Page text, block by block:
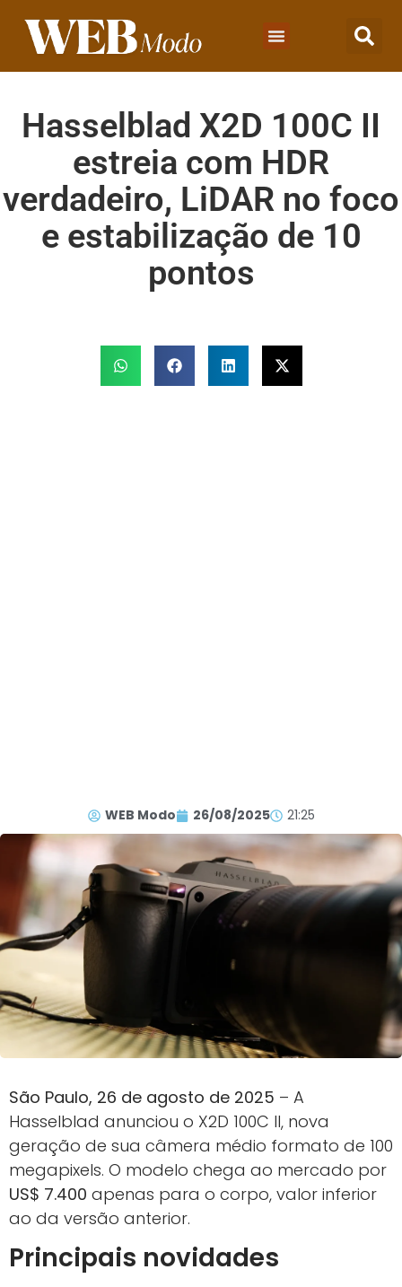
Hasselblad X2D 100C II
estreia com HDR
verdadeiro, LiDAR no foco
e estabilização de 10
pontos
WEB Modo 26/08/2025 21:25
São Paulo, 26 de agosto de 2025 – A
Hasselblad anunciou o X2D 100C II, nova
geração de sua câmera médio formato de 100
megapixels. O modelo chega ao mercado por
US$ 7.400 apenas para o corpo, valor inferior
ao da versão anterior.
Principais novidades